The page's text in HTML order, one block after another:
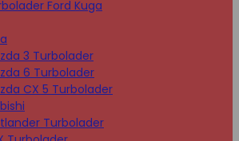
Ford Kuga
3 Turbolader
6 Turbolader
CX 5 Turbolader
Turbolader